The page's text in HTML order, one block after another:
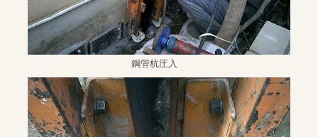
鋼管杭圧入